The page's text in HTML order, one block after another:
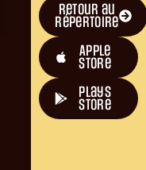
Retour au
répertoire
Apple
Store
plays
store